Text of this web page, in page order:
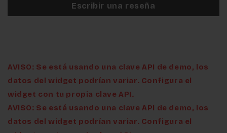
Escribir una reseña
AVISO: Se está usando una clave API de demo, los
datos del widget podrían variar. Configura el
widget con tu propia clave API.
AVISO: Se está usando una clave API de demo, los
datos del widget podrían variar. Configura el